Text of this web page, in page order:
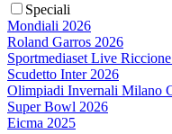
Speciali
Mondiali 2026
Roland Garros 2026
Sportmediaset Live
Scudetto Inter 2026
Olimpiadi Invernali Milano
Super Bowl 2026
Eicma 2025